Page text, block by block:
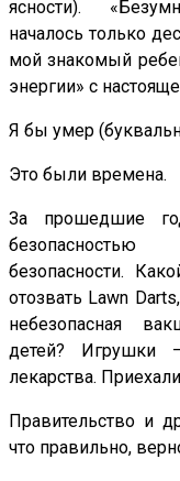
ясности).
началось только
мой знакомый
энергии» с
Я бы умер
Это были времена.
За прошедшие
безопасности.
отозвать Lawn
небезопасная
детей?
лекарства.
Правительство и
что правильно,